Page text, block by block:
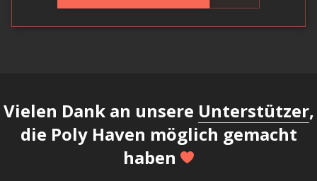
Vielen Dank an unsere Unterstützer,
die Poly Haven möglich gemacht
haben